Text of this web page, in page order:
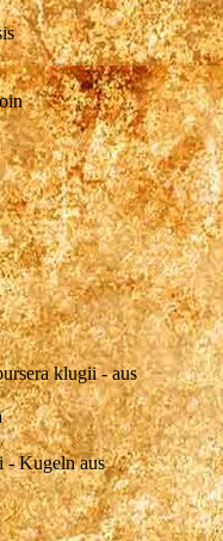
klugii - aus
- Kugeln aus